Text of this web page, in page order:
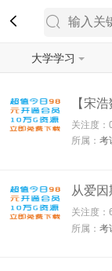
大学学习
关注度：
所属：考
关注度：
所属：考